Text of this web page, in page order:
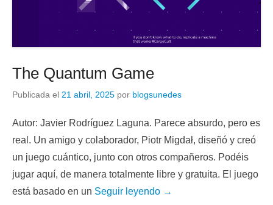
The Quantum Game
Publicada el 21 abril, 2025 por blogsunedes
Autor: Javier Rodríguez Laguna. Parece absurdo, pero es
real. Un amigo y colaborador, Piotr Migdał, diseñó y creó
un juego cuántico, junto con otros compañeros. Podéis
jugar aquí, de manera totalmente libre y gratuita. El juego
está basado en un Seguir leyendo →